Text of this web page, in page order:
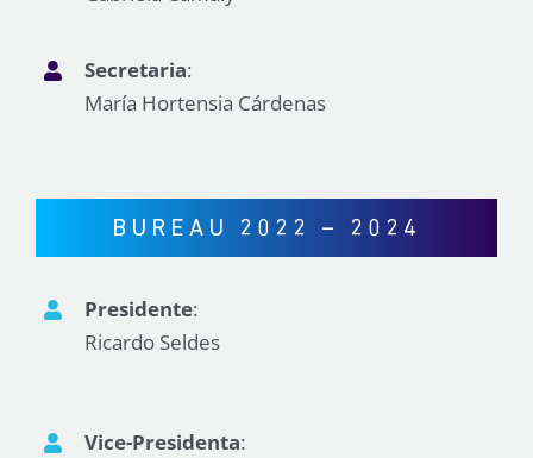
Secretaria:
María Hortensia Cárdenas
BUREAU 2022 – 2024
Presidente:
Ricardo Seldes
Vice-Presidenta: